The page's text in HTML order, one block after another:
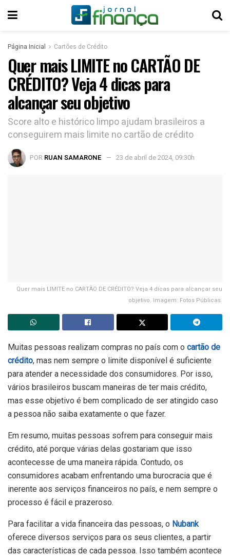
Página Inicial Cartões de Crédito
Quer mais LIMITE no CARTÃO DE
CRÉDITO? Veja 4 dicas para
alcançar seu objetivo
Score alto e histórico limpo ajudam brasileiros a
conseguirem mais limite no cartão de crédito
POR RUAN SAMARONE 23 de abril de 2024, 09:30h
Quer mais LIMITE no CARTÃO DE CRÉDITO? Veja 4 dicas para alcançar seu
objetivo. Imagem: Fotos Públicas.
Muitas pessoas realizam compras no país com o cartão de
crédito, mas nem sempre o limite disponível é suficiente
para atender a necessidade dos consumidores. Por isso,
vários brasileiros buscam maneiras de ter mais crédito,
mas esse objetivo é bem complicado de ser atingido caso
a pessoa não saiba exatamente o que fazer.
Em resumo, muitas pessoas sofrem para conseguir mais
crédito, até porque várias delas gostariam que isso
acontecesse de uma maneira rápida. Contudo, os
consumidores acabam enfrentando uma burocracia que é
inerente aos serviços financeiros no país, e nem sempre o
processo é fácil e prazeroso.
Para facilitar a vida financeira das pessoas, o Nubank
oferece diversos serviços para os seus clientes, a partir
das características de cada pessoa. Isso também acontece